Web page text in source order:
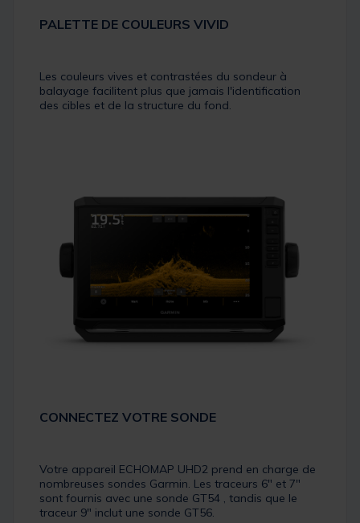
PALETTE DE COULEURS VIVID
Les couleurs vives et contrastées du sondeur à
balayage facilitent plus que jamais l'identification
des cibles et de la structure du fond.
CONNECTEZ VOTRE SONDE
Votre appareil ECHOMAP UHD2 prend en charge de
nombreuses sondes Garmin. Les traceurs 6″ et 7″
sont fournis avec une sonde GT54 , tandis que le
traceur 9″ inclut une sonde GT56.